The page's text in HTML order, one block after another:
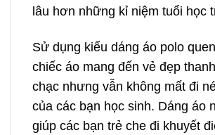
lâu hơn những kỉ niệm tuổi học
Sử dụng kiểu dáng áo polo
chiếc áo mang đến vẻ đẹp
chạc nhưng vẫn không mất đi
của các bạn học sinh. Dáng áo
giúp các bạn trẻ che đi khuyết